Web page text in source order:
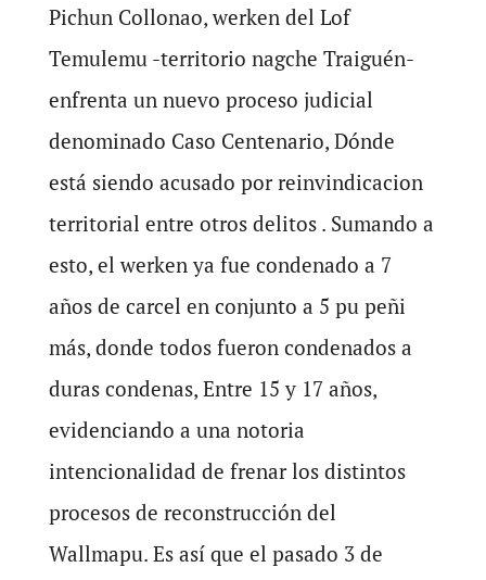
Pichun Collonao, werken del Lof
Temulemu -territorio nagche Traiguén-
enfrenta un nuevo proceso judicial
denominado Caso Centenario, Dónde
está siendo acusado por reinvindicacion
territorial entre otros delitos . Sumando a
esto, el werken ya fue condenado a 7
años de carcel en conjunto a 5 pu peñi
más, donde todos fueron condenados a
duras condenas, Entre 15 y 17 años,
evidenciando a una notoria
intencionalidad de frenar los distintos
procesos de reconstrucción del
Wallmapu. Es así que el pasado 3 de